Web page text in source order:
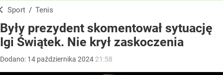
Sport / Tenis
Były prezydent skomentował sytuację
Igi Świątek. Nie krył zaskoczenia
Dodano: 14 października 2024 21:58